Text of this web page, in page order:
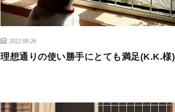
2022.09.26
理想通りの使い勝手にとても満足(K.K.様)